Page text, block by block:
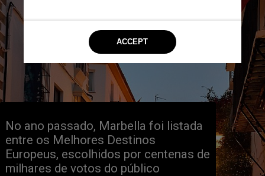
No ano passado, Marbella foi listada
entre os Melhores Destinos
Europeus, escolhidos por centenas de
milhares de votos do público